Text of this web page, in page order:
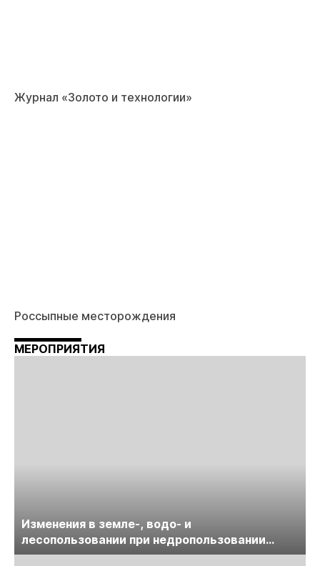
Журнал «Золото и технологии»
Россыпные месторождения
МЕРОПРИЯТИЯ
Изменения в земле-, водо- и
лесопользовании при недропользовании
обсудят на семинаре «ПравоТЭК»